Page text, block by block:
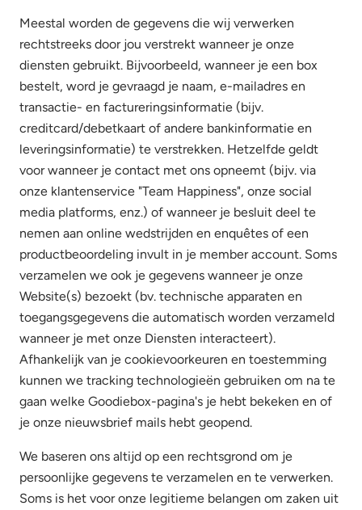
Meestal worden de gegevens die wij verwerken
rechtstreeks door jou verstrekt wanneer je onze
diensten gebruikt. Bijvoorbeeld, wanneer je een box
bestelt, word je gevraagd je naam, e-mailadres en
transactie- en factureringsinformatie (bijv.
creditcard/debetkaart of andere bankinformatie en
leveringsinformatie) te verstrekken. Hetzelfde geldt
voor wanneer je contact met ons opneemt (bijv. via
onze klantenservice "Team Happiness", onze social
media platforms, enz.) of wanneer je besluit deel te
nemen aan online wedstrijden en enquêtes of een
productbeoordeling invult in je member account. Soms
verzamelen we ook je gegevens wanneer je onze
Website(s) bezoekt (bv. technische apparaten en
toegangsgegevens die automatisch worden verzameld
wanneer je met onze Diensten interacteert).
Afhankelijk van je cookievoorkeuren en toestemming
kunnen we tracking technologieën gebruiken om na te
gaan welke Goodiebox-pagina's je hebt bekeken en of
je onze nieuwsbrief mails hebt geopend.
We baseren ons altijd op een rechtsgrond om je
persoonlijke gegevens te verzamelen en te verwerken.
Soms is het voor onze legitieme belangen om zaken uit